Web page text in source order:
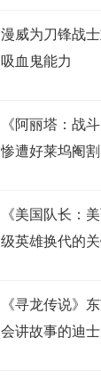
漫威为刀锋战
吸血鬼能力
《阿丽塔：战
惨遭好莱坞阉
《美国队长：
级英雄换代的
《寻龙传说》
会讲故事的迪